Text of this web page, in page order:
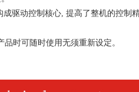
成驱动控制核心, 提高了整机的控制
时可随时使用无须重新设定。